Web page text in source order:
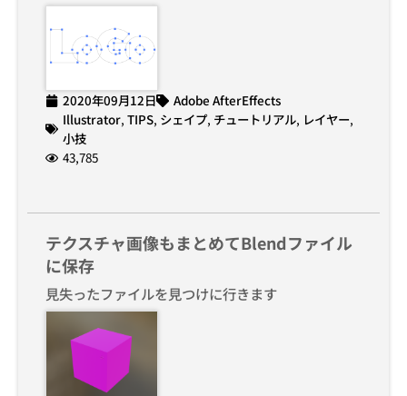
2020年09月12日
Adobe AfterEffects
Illustrator, TIPS, シェイプ, チュートリアル, レイヤー,
小技
43,785
テクスチャ画像もまとめてBlendファイル
に保存
見失ったファイルを見つけに行きます